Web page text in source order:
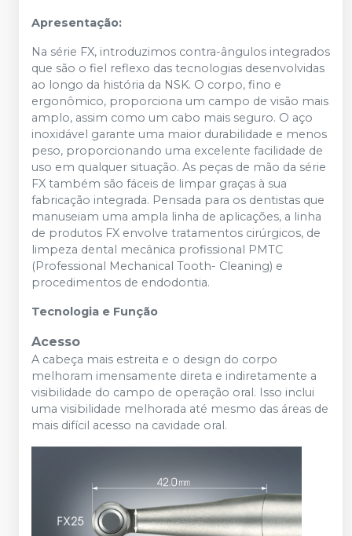
Apresentação:
Na série FX, introduzimos contra-ângulos integrados
que são o fiel reflexo das tecnologias desenvolvidas
ao longo da história da NSK. O corpo, fino e
ergonômico, proporciona um campo de visão mais
amplo, assim como um cabo mais seguro. O aço
inoxidável garante uma maior durabilidade e menos
peso, proporcionando uma excelente facilidade de
uso em qualquer situação. As peças de mão da série
FX também são fáceis de limpar graças à sua
fabricação integrada. Pensada para os dentistas que
manuseiam uma ampla linha de aplicações, a linha
de produtos FX envolve tratamentos cirúrgicos, de
limpeza dental mecânica profissional PMTC
(Professional Mechanical Tooth- Cleaning) e
procedimentos de endodontia.
Tecnologia e Função
Acesso
A cabeça mais estreita e o design do corpo
melhoram imensamente direta e indiretamente a
visibilidade do campo de operação oral. Isso inclui
uma visibilidade melhorada até mesmo das áreas de
mais difícil acesso na cavidade oral.